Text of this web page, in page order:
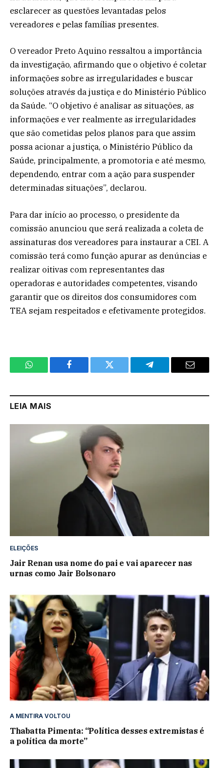
esclarecer as questões levantadas pelos
vereadores e pelas famílias presentes.
O vereador Preto Aquino ressaltou a importância
da investigação, afirmando que o objetivo é coletar
informações sobre as irregularidades e buscar
soluções através da justiça e do Ministério Público
da Saúde. “O objetivo é analisar as situações, as
informações e ver realmente as irregularidades
que são cometidas pelos planos para que assim
possa acionar a justiça, o Ministério Público da
Saúde, principalmente, a promotoria e até mesmo,
dependendo, entrar com a ação para suspender
determinadas situações”, declarou.
Para dar início ao processo, o presidente da
comissão anunciou que será realizada a coleta de
assinaturas dos vereadores para instaurar a CEI. A
comissão terá como função apurar as denúncias e
realizar oitivas com representantes das
operadoras e autoridades competentes, visando
garantir que os direitos dos consumidores com
TEA sejam respeitados e efetivamente protegidos.
WhatsApp Facebook Twitter Telegram Email
LEIA MAIS
ELEIÇÕES
Jair Renan usa nome do pai e vai aparecer nas
urnas como Jair Bolsonaro
A MENTIRA VOLTOU
Thabatta Pimenta: “Política desses extremistas é
a política da morte”